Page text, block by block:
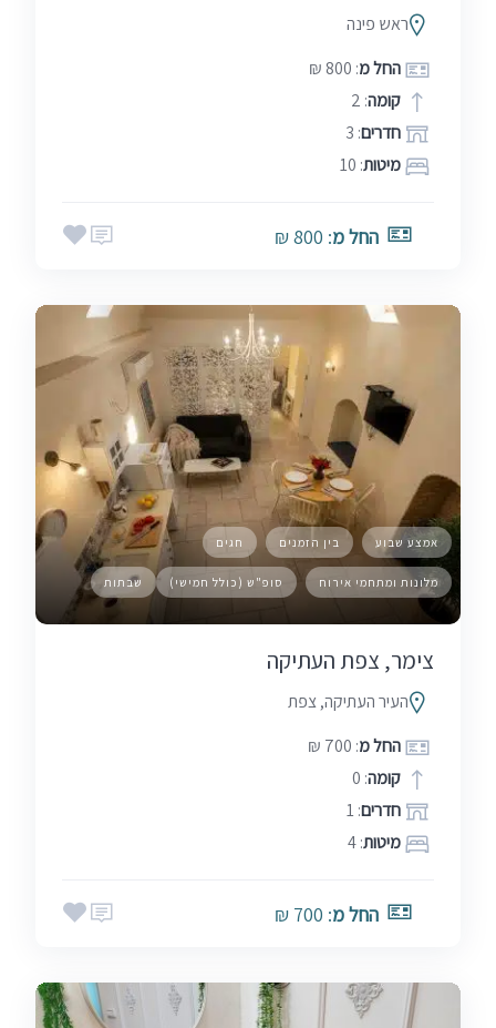
ראש פינה
החל מ: 800 ₪
קומה: 2
חדרים: 3
מיטות: 10
החל מ: 800 ₪
אמצע שבוע בין הזמנים חגים
מלונות ומתחמי אירוח סופ"ש (כולל חמישי) שבתות
‏צימר, צפת העתיקה
העיר העתיקה, צפת
החל מ: 700 ₪
קומה: 0
חדרים: 1
מיטות: 4
החל מ: 700 ₪